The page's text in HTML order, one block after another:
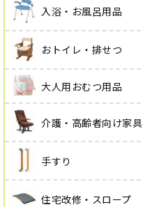
入浴・お風呂用品
おトイレ・排せつ
大人用おむつ用品
介護・高齢者向け家具
手すり
住宅改修・スロープ